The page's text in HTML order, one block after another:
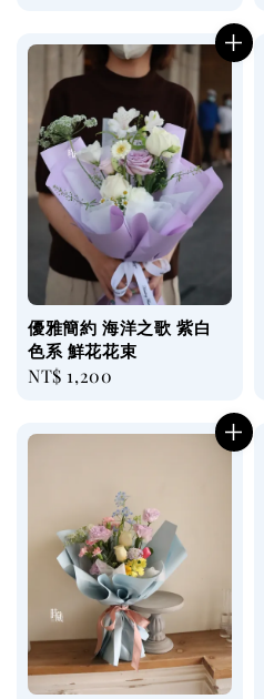
優雅簡約 海洋之歌 紫白
色系 鮮花花束
Regular
NT$ 1,200